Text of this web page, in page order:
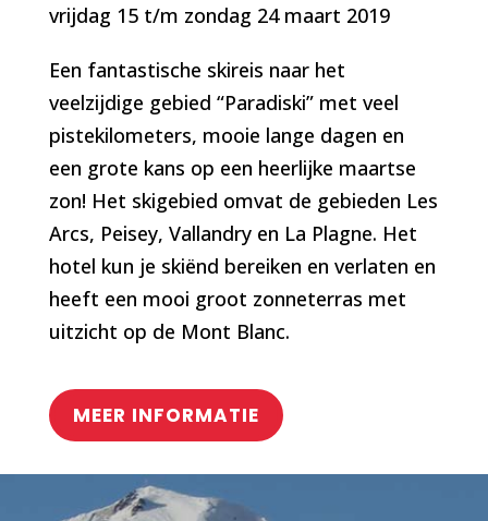
vrijdag 15 t/m zondag 24 maart 2019
Een fantastische skireis naar het
veelzijdige gebied “Paradiski” met veel
pistekilometers, mooie lange dagen en
een grote kans op een heerlijke maartse
zon! Het skigebied omvat de gebieden Les
Arcs, Peisey, Vallandry en La Plagne. Het
hotel kun je skiënd bereiken en verlaten en
heeft een mooi groot zonneterras met
uitzicht op de Mont Blanc.
MEER INFORMATIE